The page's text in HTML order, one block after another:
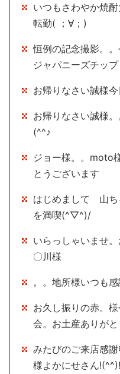
いつもさわやか焼
転勤( ；∀；)
恒例の記念撮影。
ジャパニーズチッ
お帰りなさい誠様
お帰りなさい誠様
(^^♪
ジョー様。。moto
とうございます
はじめまして 山
を満喫(^▽^)/
いらっしゃいませ
〇川様
。。地所様いつも
お久し振りの赤。
会。お土産ありが
みたびのご来店感
様よかにせさん